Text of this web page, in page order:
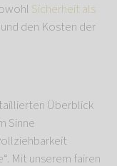
Sicherheit als
den Kosten der
Überblick
Sinne
Mit unserem fairen